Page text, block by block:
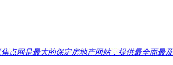
点网是最大的保定房地产网站，提供最全面